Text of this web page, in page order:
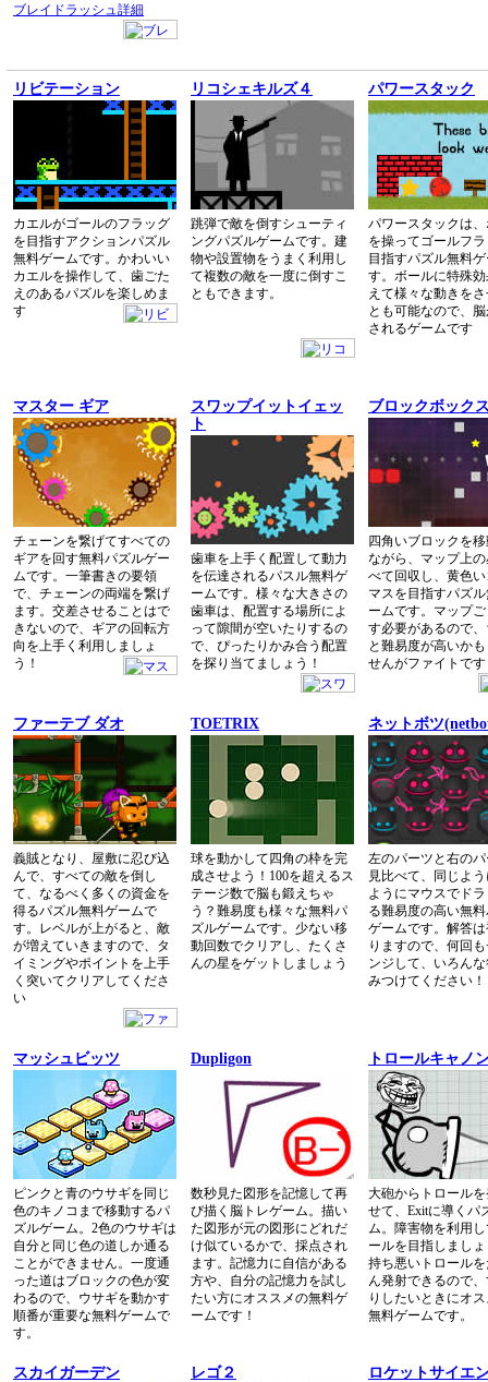
ブレイドラッシュ詳細
リビテーション
カエルがゴールのフラッグ
を目指すアクションパズル
無料ゲームです。かわいい
カエルを操作して、歯ごた
えのあるパズルを楽しめま
す
リコシェキルズ４
跳弾で敵を倒すシューティ
ングパズルゲームです。建
物や設置物をうまく利用し
て複数の敵を一度に倒すこ
ともできます。
パワースタック
パワースタックは
を操ってゴールフ
目指すパズル無料
す。ボールに特殊
えて様々な動きを
とも可能なので、
されるゲームです
マスター ギア
チェーンを繋げてすべての
ギアを回す無料パズルゲー
ムです。一筆書きの要領
で、チェーンの両端を繋げ
ます。交差させることはで
きないので、ギアの回転方
向を上手く利用しましょ
う！
スワップイットイェッ
ト
歯車を上手く配置して動力
を伝達されるパスル無料ゲ
ームです。様々な大きさの
歯車は、配置する場所によ
って隙間が空いたりするの
で、ぴったりかみ合う配置
を探り当てましょう！
ブロックボック
四角いブロックを
ながら、マップ上
べて回収し、黄色
マスを目指すパズ
ームです。マップ
す必要があるので
と難易度が高いか
せんがファイトで
ファーテブ ダオ
義賊となり、屋敷に忍び込
んで、すべての敵を倒し
て、なるべく多くの資金を
得るパズル無料ゲームで
す。レベルが上がると、敵
が増えていきますので、タ
イミングやポイントを上手
く突いてクリアしてくださ
い
TOETRIX
球を動かして四角の枠を完
成させよう！100を超えるス
テージ数で脳も鍛えちゃ
う？難易度も様々な無料パ
ズルゲームです。少ない移
動回数でクリアし、たくさ
んの星をゲットしましょう
ネットボツ
左のパーツと右の
見比べて、同じよ
ようにマウスでド
る難易度の高い無
ゲームです。解答
りますので、何回
ンジして、いろん
みつけてください！
マッシュビッツ
ピンクと青のウサギを同じ
色のキノコまで移動するパ
ズルゲーム。2色のウサギは
自分と同じ色の道しか通る
ことができません。一度通
った道はブロックの色が変
わるので、ウサギを動かす
順番が重要な無料ゲームで
す。
Dupligon
数秒見た図形を記憶して再
び描く脳トレゲーム。描い
た図形が元の図形にどれだ
け似ているかで、採点され
ます。記憶力に自信がある
方や、自分の記憶力を試し
たい方にオススメの無料ゲ
ームです！
トロールキャノ
大砲からトロール
せて、Exitに導くパ
ム。障害物を利用
ールを目指しまし
持ち悪いトロール
ん発射できるので
りしたいときにオ
無料ゲームです。
スカイガーデン レゴ２ ロケットサイエ